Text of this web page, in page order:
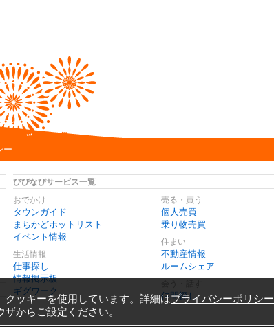
ー
びびなびサービス一覧
おでかけ
タウンガイド
まちかどホットリスト
イベント情報
生活情報
仕事探し
情報掲示板
ギグワーク
売る・買う
個人売買
乗り物売買
住まい
不動産情報
ルームシェア
仲間探し
ッキーを使用しています。詳細はプライバシーポリシー
からご設定ください。